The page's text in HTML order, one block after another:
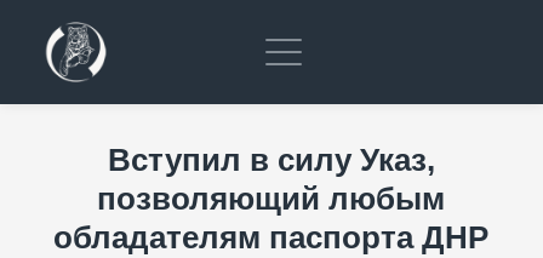
Вступил в силу Указ,
позволяющий любым
обладателям паспорта ДНР